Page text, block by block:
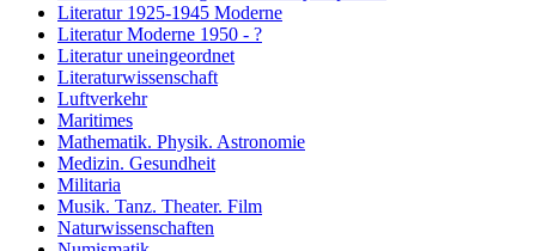
Literatur 1925-1945 Moderne
Literatur Moderne 1950 - ?
Literatur uneingeordnet
Literaturwissenschaft
Luftverkehr
Maritimes
Mathematik. Physik. Astronomie
Medizin. Gesundheit
Militaria
Musik. Tanz. Theater. Film
Naturwissenschaften